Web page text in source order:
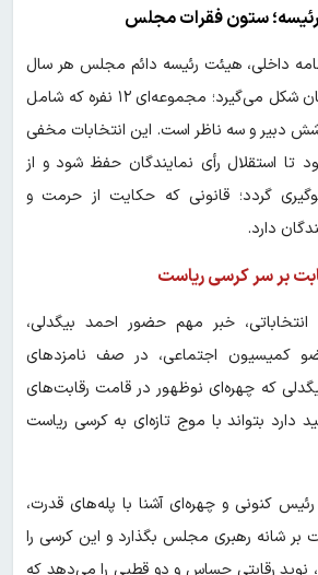
ستون فقرات مجلس
ماده ۱۲ آئین‌نامه داخلی، هیئت رئیسه دائم مجلس هر سال
با رأی مستقیم نمایندگان شکل می‌گیرد؛ مجموعه‌ای ۱۲ نفره که شامل
دبیر و سه ناظر است. این انتخابات مخفی
تا استقلال رأی نمایندگان حفظ شود و از
گردد؛ قانونی که حکایت از حرمت و
دارد.
بر سر کرسی ریاست
خبر مهم حضور احمد بیگدلی،
کمیسیون اجتماعی، در صف نامزدهای
که چهره‌ای نوظهور در قامت رقابت‌های
دارد بتواند با موج تازه‌ای به کرسی ریاست
رئیس کنونی و چهره‌ای آشنا با پله‌های قدرت،
بر شانه رهبری مجلس بگذارد و این کرسی را
نوید رقابتی حساس و دو قطبی را می‌دهد که